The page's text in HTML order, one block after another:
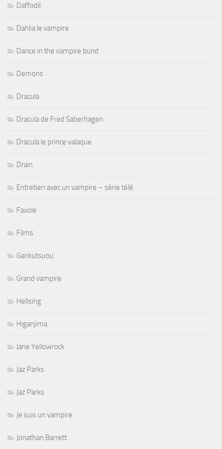
Daffodil
Dahlia le vampire
Dance in the vampire bund
Demons
Dracula
Dracula de Fred Saberhagen
Dracula le prince valaque
Drain
Entretien avec un vampire – série télé
Favole
Films
Gankutsuou
Grand vampire
Hellsing
Higanjima
Jane Yellowrock
Jaz Parks
Jaz Parks
Je suis un vampire
Jonathan Barrett